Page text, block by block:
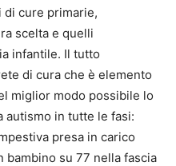
di cure primarie,
scelta e quelli
infantile. Il tutto
di cura che è elemento
miglior modo possibile lo
autismo in tutte le fasi:
presa in carico
bambino su 77 nella fascia